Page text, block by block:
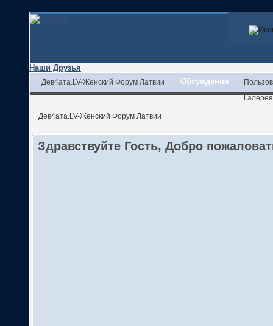
Наши Друзья
Дев4ата.LV-Женский Форум Латвии Обсуждения
Галерея
Дев4ата.LV-Женский Форум Латвии
Здравствуйте Гость, Добро